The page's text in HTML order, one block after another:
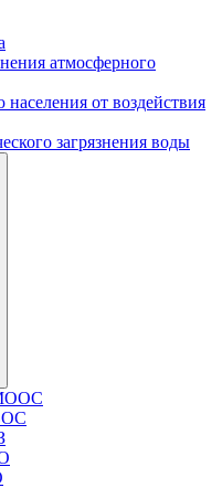
атмосферного
от воздействия
загрязнения воды